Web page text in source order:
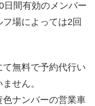
日間有効のメンバー
場によっては2回
無料で予約代行い
せん。
ナンバーの営業車